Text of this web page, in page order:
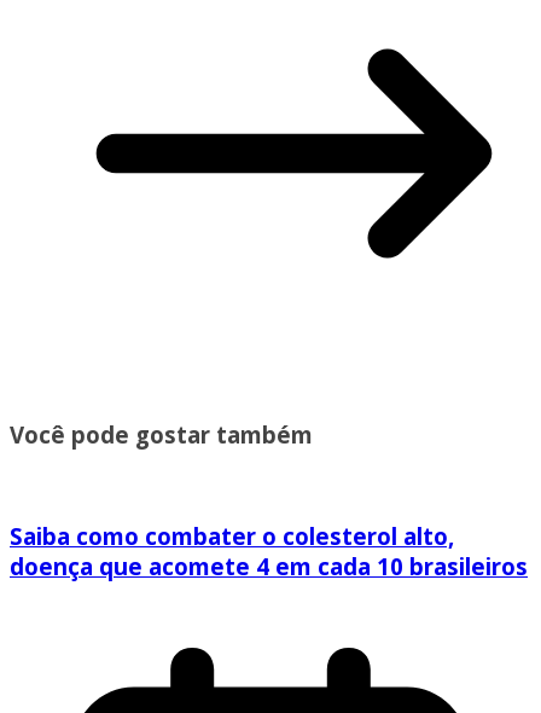
Você pode gostar também
Saiba como combater o colesterol alto,
doença que acomete 4 em cada 10 brasileiros